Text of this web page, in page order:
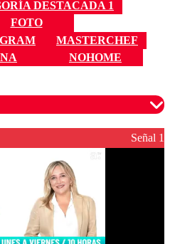
DESTACADA 1
FOTO
MASTERCHEF
NOHOME
para garantizar un
respetuoso.
Señal 1